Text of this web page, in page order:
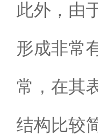
此外，由
形成非常
常，在其
结构比较